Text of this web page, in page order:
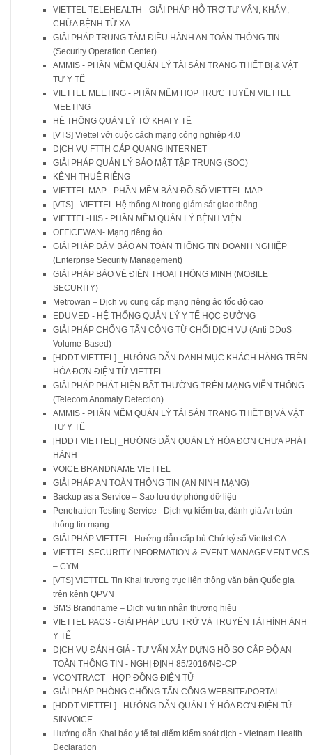
VIETTEL TELEHEALTH - GIẢI PHÁP HỖ TRỢ TƯ VẤN, KHÁM,
CHỮA BỆNH TỪ XA
GIẢI PHÁP TRUNG TÂM ĐIỀU HÀNH AN TOÀN THÔNG TIN
(Security Operation Center)
AMMIS - PHẦN MỀM QUẢN LÝ TÀI SẢN TRANG THIẾT BỊ & VẬT
TƯ Y TẾ
VIETTEL MEETING - PHẦN MỀM HỌP TRỰC TUYẾN VIETTEL
MEETING
HỆ THỐNG QUẢN LÝ TỜ KHAI Y TẾ
[VTS] Viettel với cuộc cách mạng công nghiệp 4.0
DỊCH VỤ FTTH CÁP QUANG INTERNET
GIẢI PHÁP QUẢN LÝ BẢO MẬT TẬP TRUNG (SOC)
KÊNH THUÊ RIÊNG
VIETTEL MAP - PHẦN MỀM BẢN ĐỒ SỐ VIETTEL MAP
[VTS] - VIETTEL Hệ thống AI trong giám sát giao thông
VIETTEL-HIS - PHẦN MỀM QUẢN LÝ BỆNH VIỆN
OFFICEWAN- Mạng riêng ảo
GIẢI PHÁP ĐẢM BẢO AN TOÀN THÔNG TIN DOANH NGHIỆP
(Enterprise Security Management)
GIẢI PHÁP BẢO VỆ ĐIỆN THOẠI THÔNG MINH (MOBILE
SECURITY)
Metrowan – Dịch vụ cung cấp mạng riêng ảo tốc độ cao
EDUMED - HỆ THỐNG QUẢN LÝ Y TẾ HỌC ĐƯỜNG
GIẢI PHÁP CHỐNG TẤN CÔNG TỪ CHỐI DỊCH VỤ (Anti DDoS
Volume-Based)
[HDDT VIETTEL] _HƯỚNG DẪN DANH MỤC KHÁCH HÀNG TRÊN
HÓA ĐƠN ĐIỆN TỬ VIETTEL
GIẢI PHÁP PHÁT HIỆN BẤT THƯỜNG TRÊN MẠNG VIỄN THÔNG
(Telecom Anomaly Detection)
AMMIS - PHẦN MỀM QUẢN LÝ TÀI SẢN TRANG THIẾT BỊ VÀ VẬT
TƯ Y TẾ
[HDDT VIETTEL] _HƯỚNG DẪN QUẢN LÝ HÓA ĐƠN CHƯA PHÁT
HÀNH
VOICE BRANDNAME VIETTEL
GIẢI PHÁP AN TOÀN THÔNG TIN (AN NINH MẠNG)
Backup as a Service – Sao lưu dự phòng dữ liệu
Penetration Testing Service - Dịch vụ kiểm tra, đánh giá An toàn
thông tin mạng
GIẢI PHÁP VIETTEL- Hướng dẫn cấp bù Chứ ký số Viettel CA
VIETTEL SECURITY INFORMATION & EVENT MANAGEMENT VCS
– CYM
[VTS] VIETTEL Tin Khai trương trục liên thông văn bản Quốc gia
trên kênh QPVN
SMS Brandname – Dịch vụ tin nhắn thương hiệu
VIETTEL PACS - GIẢI PHÁP LƯU TRỮ VÀ TRUYỀN TÀI HÌNH ẢNH
Y TẾ
DỊCH VỤ ĐÁNH GIÁ - TƯ VẤN XÂY DỰNG HỒ SƠ CÂP ĐỘ AN
TOÀN THÔNG TIN - NGHỊ ĐỊNH 85/2016/NĐ-CP
VCONTRACT - HỢP ĐỒNG ĐIỆN TỬ
GIẢI PHÁP PHÒNG CHỐNG TẤN CÔNG WEBSITE/PORTAL
[HDDT VIETTEL] _HƯỚNG DẪN QUẢN LÝ HÓA ĐƠN ĐIỆN TỬ
SINVOICE
Hướng dẫn Khai báo y tế tại điểm kiểm soát dịch - Vietnam Health
Declaration